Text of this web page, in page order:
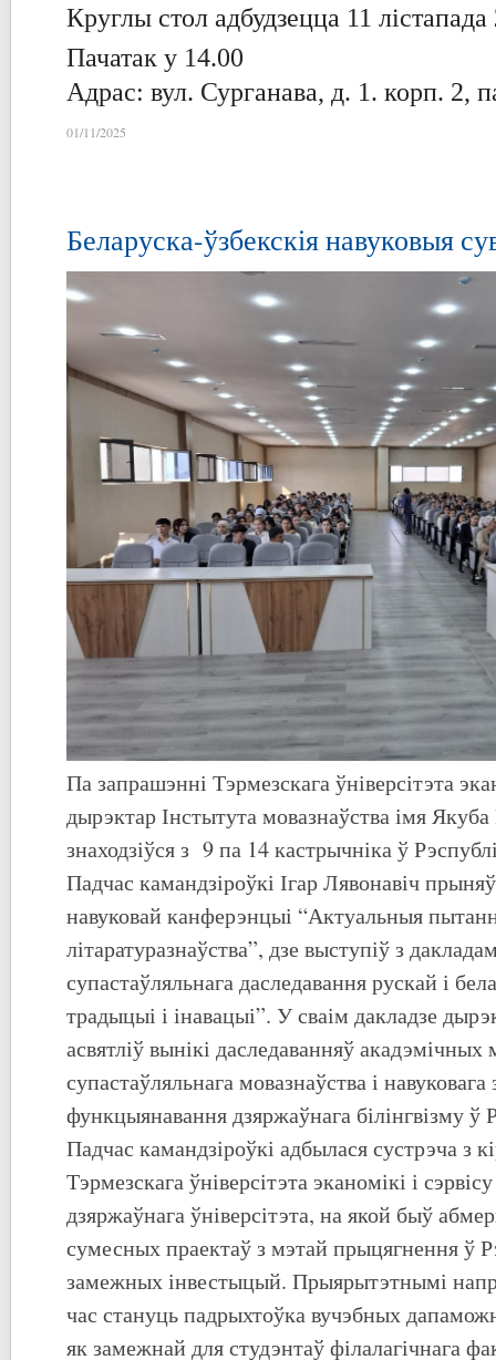
Круглы стол адбудзецца 11 лістапада
Пачатак у 14.00
Адрас: вул. Сурганава, д. 1. корп. 2,
01/11/2025
Беларуска-ўзбекскія навуковыя
Па запрашэнні Тэрмезскага ўніверсітэта
дырэктар Інстытута мовазнаўства імя
знаходзіўся з 9 па 14 кастрычніка ў
Падчас камандзіроўкі Ігар Лявонавіч
навуковай канферэнцыі “Актуальныя
літаратуразнаўства”, дзе выступіў з
супастаўляльнага даследавання рускай і
традыцыі і інавацыі”. У сваім дакладзе
асвятліў вынікі даследаванняў акадэмічных
супастаўляльнага мовазнаўства і
функцыянавання дзяржаўнага білінгвізму ў
Падчас камандзіроўкі адбылася сустрэча з
Тэрмезскага ўніверсітэта эканомікі і
дзяржаўнага ўніверсітэта, на якой быў
сумесных праектаў з мэтай прыцягнення ў
замежных інвестыцый. Прыярытэтнымі
час стануць падрыхтоўка вучэбных
як замежнай для студэнтаў філалагічнага